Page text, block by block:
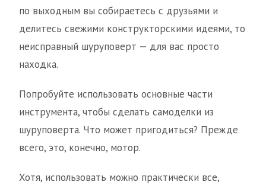
по выходным вы собираетесь с друзьями и
делитесь свежими конструкторскими идеями, то
неисправный шуруповерт — для вас просто
находка.
Попробуйте использовать основные части
инструмента, чтобы сделать самоделки из
шуруповерта. Что может пригодиться? Прежде
всего, это, конечно, мотор.
Хотя, использовать можно практически все,